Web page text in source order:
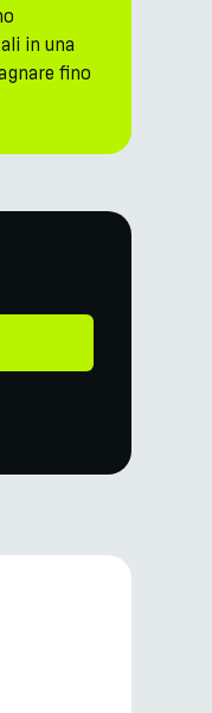
in una
fino